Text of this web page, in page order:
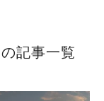
の記事一覧